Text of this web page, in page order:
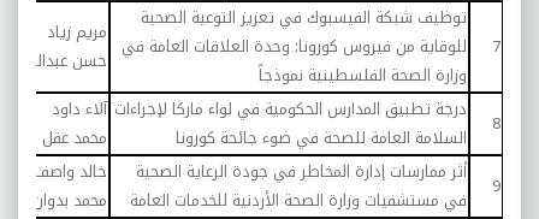
7
توظيف شبكة الفيسبوك في تعزيز التوعية الصحية
للوقاية من فيروس كورونا: وحدة العلاقات العامة في
وزارة الصحة الفلسطينية نموذجاً
مريم زياد
حسن عبدالله
8
درجة تطبيق المدارس الحكومية في لواء ماركا لإجراءات
السلامة العامة للصحة في ضوء جائحة كورونا
آلاء داود
محمد عقل
9
أثر ممارسات إدارة المخاطر في جودة الرعاية الصحية
في مستشفيات وزارة الصحة الأردنية للخدمات العامة
خالد واصف
محمد بدوان